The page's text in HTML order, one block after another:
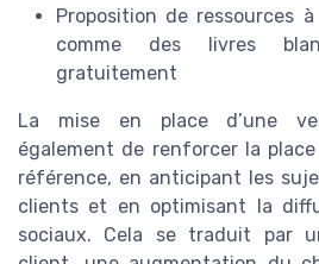
Proposition de ressources
comme des livres
gratuitement
La mise en place d’une
également de renforcer la
référence, en anticipant les
clients et en optimisant la
sociaux. Cela se traduit par